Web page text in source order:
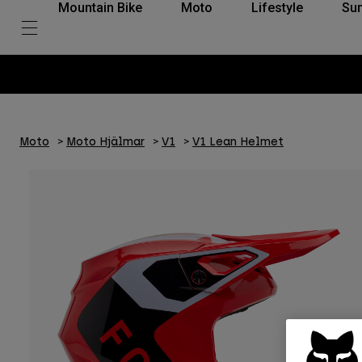
Mountain Bike Moto Lifestyle
Moto Moto Hjälmar V1 V1 Lean Helmet